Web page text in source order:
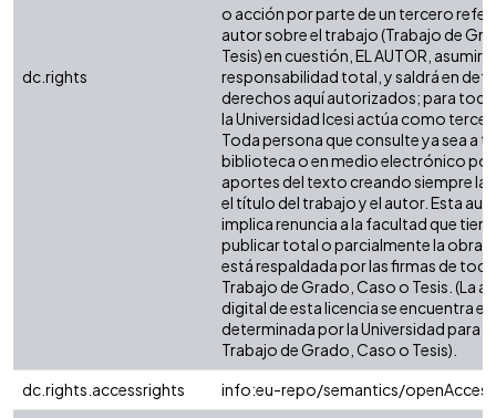
dc.rights
o acción por parte de un tercero
autor sobre el trabajo (Trabajo de
Tesis) en cuestión, EL AUTOR, asumirá
responsabilidad total, y saldrá en
derechos aquí autorizados; para
la Universidad Icesi actúa como
Toda persona que consulte ya sea a
biblioteca o en medio electrónico
aportes del texto creando siempre la
el título del trabajo y el autor. Esta
implica renuncia a la facultad que tiene
publicar total o parcialmente la obra.
está respaldada por las firmas de
Trabajo de Grado, Caso o Tesis. (La
digital de esta licencia se encuentra
determinada por la Universidad para
Trabajo de Grado, Caso o Tesis).
dc.rights.accessrights
info:eu-repo/semantics/openAccess